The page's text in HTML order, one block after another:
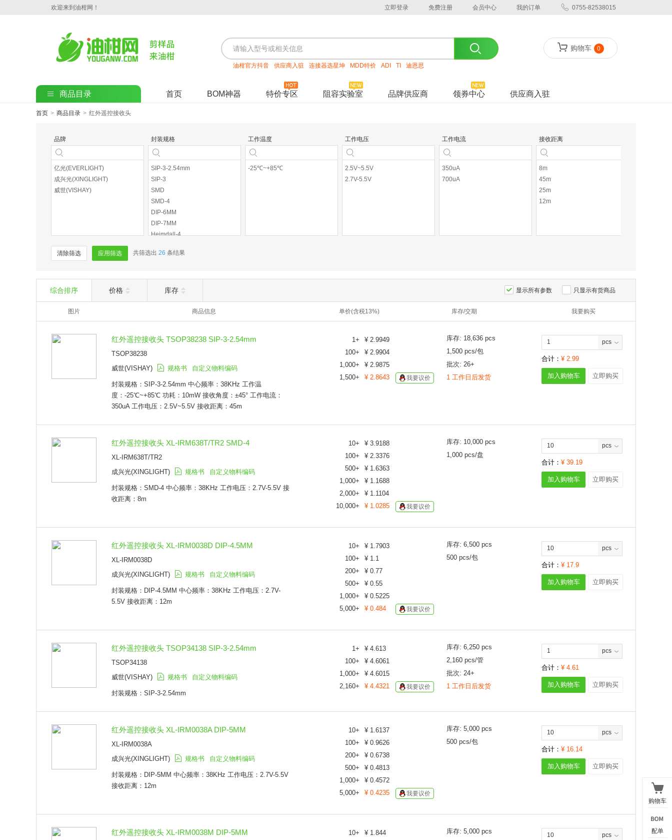
欢迎来到油柑网！ 立即登录 免费注册 会员中心 我的订单 0755-82538015
油柑官方抖音 供应商入驻 连接器选星坤 MDD特价 ADI TI 迪恩思
购物车 0
商品目录 首页 BOM神器 特价专区 阻容实验室 品牌供应商 领券中心 供应商入驻
首页 > 商品目录 > 红外遥控接收头
品牌
亿光(EVERLIGHT)
成兴光(XINGLIGHT)
威世(VISHAY)
封装规格
SIP-3-2.54mm
SIP-3
SMD
SMD-4
DIP-6MM
DIP-7MM
Heimdall-4
Side Looker
DIP-4.5MM
DIP-5.3MM
工作温度
-25℃~+85℃
工作电压
2.5V~5.5V
2.7V-5.5V
工作电流
350uA
700uA
接收距离
8m
45m
25m
12m
清除筛选 应用筛选 共筛选出 26 条结果
综合排序 价格 库存 显示所有参数 只显示有货商品
图片 商品信息 单价(含税13%) 库存/交期 我要购买
红外遥控接收头 TSOP38238 SIP-3-2.54mm
TSOP38238
威世(VISHAY)
规格书 自定义物料编码
封装规格：SIP-3-2.54mm 中心频率：38KHz 工作温
度：-25℃~+85℃ 功耗：10mW 接收角度：±45° 工作电流：
350uA 工作电压：2.5V~5.5V 接收距离：45m
1+ ¥ 2.9949
100+ ¥ 2.9904
1,000+ ¥ 2.9875
1,500+ ¥ 2.8643 我要议价
库存: 18,636 pcs
1,500 pcs/包
批次: 26+
1 工作日后发货
pcs
合计： ¥ 2.99
加入购物车 立即购买
红外遥控接收头 XL-IRM638T/TR2 SMD-4
XL-IRM638T/TR2
成兴光(XINGLIGHT)
规格书 自定义物料编码
封装规格：SMD-4 中心频率：38KHz 工作电压：2.7V-5.5V 接
收距离：8m
10+ ¥ 3.9188
100+ ¥ 2.3376
500+ ¥ 1.6363
1,000+ ¥ 1.1688
2,000+ ¥ 1.1104
10,000+ ¥ 1.0285 我要议价
库存: 10,000 pcs
1,000 pcs/盘
pcs
合计： ¥ 39.19
加入购物车 立即购买
红外遥控接收头 XL-IRM0038D DIP-4.5MM
XL-IRM0038D
成兴光(XINGLIGHT)
规格书 自定义物料编码
封装规格：DIP-4.5MM 中心频率：38KHz 工作电压：2.7V-
5.5V 接收距离：12m
10+ ¥ 1.7903
100+ ¥ 1.1
200+ ¥ 0.77
500+ ¥ 0.55
1,000+ ¥ 0.5225
5,000+ ¥ 0.484 我要议价
库存: 6,500 pcs
500 pcs/包
pcs
合计： ¥ 17.9
加入购物车 立即购买
红外遥控接收头 TSOP34138 SIP-3-2.54mm
TSOP34138
威世(VISHAY)
规格书 自定义物料编码
封装规格：SIP-3-2.54mm
1+ ¥ 4.613
100+ ¥ 4.6061
1,000+ ¥ 4.6015
2,160+ ¥ 4.4321 我要议价
库存: 6,250 pcs
2,160 pcs/管
批次: 24+
1 工作日后发货
pcs
合计： ¥ 4.61
加入购物车 立即购买
红外遥控接收头 XL-IRM0038A DIP-5MM
XL-IRM0038A
成兴光(XINGLIGHT)
规格书 自定义物料编码
封装规格：DIP-5MM 中心频率：38KHz 工作电压：2.7V-5.5V
接收距离：12m
10+ ¥ 1.6137
100+ ¥ 0.9626
200+ ¥ 0.6738
500+ ¥ 0.4813
1,000+ ¥ 0.4572
5,000+ ¥ 0.4235 我要议价
库存: 5,000 pcs
500 pcs/包
pcs
合计： ¥ 16.14
加入购物车 立即购买
红外遥控接收头 XL-IRM0038M DIP-5MM 10+ ¥ 1.844
库存: 5,000 pcs
pcs
购物车
配单